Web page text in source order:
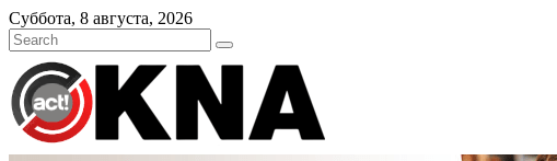
Skip
to
content
Суббота, 8 августа, 2026